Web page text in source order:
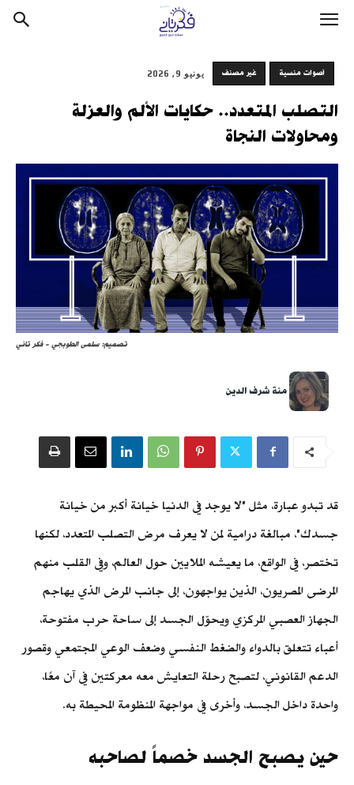
أصوات منسية غير مصنف يونيو 9, 2026
التصلب المتعدد.. حكايات الألم والعزلة
ومحاولات النجاة
تصميم: سلمى الطوبجي - فكر تاني
منة شرف الدين
قد تبدو عبارة، مثل "لا يوجد في الدنيا خيانة أكبر من خيانة
جسدك"، مبالغة درامية لمن لا يعرف مرض التصلب المتعدد، لكنها
تختصر، في الواقع، ما يعيشه الملايين حول العالم، وفي القلب منهم
المرضى المصريون، الذين يواجهون، إلى جانب المرض الذي يهاجم
الجهاز العصبي المركزي ويحوّل الجسد إلى ساحة حرب مفتوحة،
أعباء تتعلق بالدواء والضغط النفسي وضعف الوعي المجتمعي وقصور
الدعم القانوني، لتصبح رحلة التعايش معه معركتين في آن معًا،
واحدة داخل الجسد، وأخرى في مواجهة المنظومة المحيطة به.
حين يصبح الجسد خصماً لصاحبه